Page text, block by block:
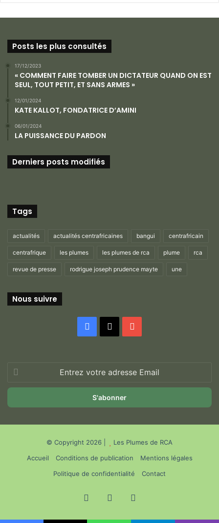
Posts les plus consultés
17/12/2023
« COMMENT FAIRE TOMBER UN DICTATEUR QUAND ON EST
SEUL, TOUT PETIT, ET SANS ARMES »
12/01/2024
KATE KALLOT, FONDATRICE D’AMINI
06/01/2024
LA PUISSANCE DU PARDON
Derniers posts modifiés
Tags
actualités actualités centrafricaines bangui centrafricain
centrafrique les plumes les plumes de rca plume rca
revue de presse rodrigue joseph prudence mayte une
Nous suivre
Facebook
votre
adresse
© Copyright 2026 |
Les Plumes de RCA
Accueil
Conditions de publication
Mentions légales
Politique de confidentialité
Contact
Facebook